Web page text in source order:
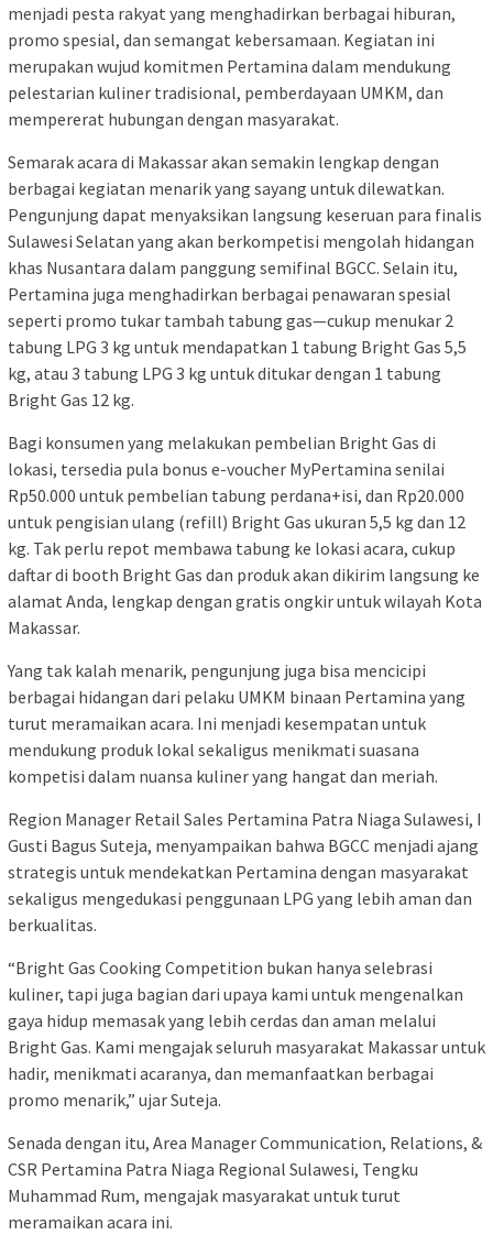
menjadi pesta rakyat yang menghadirkan berbagai hiburan,
promo spesial, dan semangat kebersamaan. Kegiatan ini
merupakan wujud komitmen Pertamina dalam mendukung
pelestarian kuliner tradisional, pemberdayaan UMKM, dan
mempererat hubungan dengan masyarakat.
Semarak acara di Makassar akan semakin lengkap dengan
berbagai kegiatan menarik yang sayang untuk dilewatkan.
Pengunjung dapat menyaksikan langsung keseruan para finalis
Sulawesi Selatan yang akan berkompetisi mengolah hidangan
khas Nusantara dalam panggung semifinal BGCC. Selain itu,
Pertamina juga menghadirkan berbagai penawaran spesial
seperti promo tukar tambah tabung gas—cukup menukar 2
tabung LPG 3 kg untuk mendapatkan 1 tabung Bright Gas 5,5
kg, atau 3 tabung LPG 3 kg untuk ditukar dengan 1 tabung
Bright Gas 12 kg.
Bagi konsumen yang melakukan pembelian Bright Gas di
lokasi, tersedia pula bonus e-voucher MyPertamina senilai
Rp50.000 untuk pembelian tabung perdana+isi, dan Rp20.000
untuk pengisian ulang (refill) Bright Gas ukuran 5,5 kg dan 12
kg. Tak perlu repot membawa tabung ke lokasi acara, cukup
daftar di booth Bright Gas dan produk akan dikirim langsung ke
alamat Anda, lengkap dengan gratis ongkir untuk wilayah Kota
Makassar.
Yang tak kalah menarik, pengunjung juga bisa mencicipi
berbagai hidangan dari pelaku UMKM binaan Pertamina yang
turut meramaikan acara. Ini menjadi kesempatan untuk
mendukung produk lokal sekaligus menikmati suasana
kompetisi dalam nuansa kuliner yang hangat dan meriah.
Region Manager Retail Sales Pertamina Patra Niaga Sulawesi, I
Gusti Bagus Suteja, menyampaikan bahwa BGCC menjadi ajang
strategis untuk mendekatkan Pertamina dengan masyarakat
sekaligus mengedukasi penggunaan LPG yang lebih aman dan
berkualitas.
“Bright Gas Cooking Competition bukan hanya selebrasi
kuliner, tapi juga bagian dari upaya kami untuk mengenalkan
gaya hidup memasak yang lebih cerdas dan aman melalui
Bright Gas. Kami mengajak seluruh masyarakat Makassar untuk
hadir, menikmati acaranya, dan memanfaatkan berbagai
promo menarik,” ujar Suteja.
Senada dengan itu, Area Manager Communication, Relations, &
CSR Pertamina Patra Niaga Regional Sulawesi, Tengku
Muhammad Rum, mengajak masyarakat untuk turut
meramaikan acara ini.